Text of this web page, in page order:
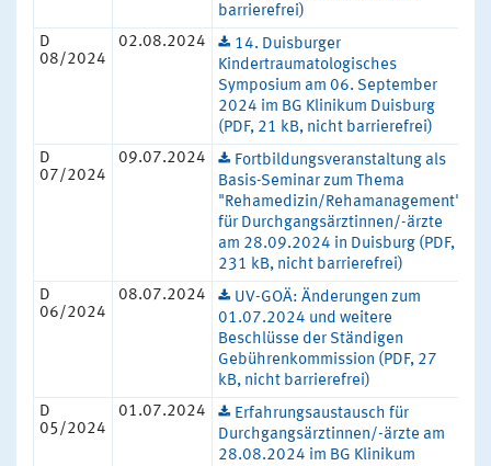
barrierefrei)
D
08/2024
02.08.2024
14. Duisburger
Kindertraumatologisches
Symposium am 06. September
2024 im BG Klinikum Duisburg
(PDF, 21 kB, nicht barrierefrei)
D
07/2024
09.07.2024
Fortbildungsveranstaltung als
Basis-Seminar zum Thema
"Rehamedizin/Rehamanagement"
für Durchgangsärztinnen/-ärzte
am 28.09.2024 in Duisburg (PDF,
231 kB, nicht barrierefrei)
D
06/2024
08.07.2024
UV-GOÄ: Änderungen zum
01.07.2024 und weitere
Beschlüsse der Ständigen
Gebührenkommission (PDF, 27
kB, nicht barrierefrei)
D
05/2024
01.07.2024
Erfahrungsaustausch für
Durchgangsärztinnen/-ärzte am
28.08.2024 im BG Klinikum